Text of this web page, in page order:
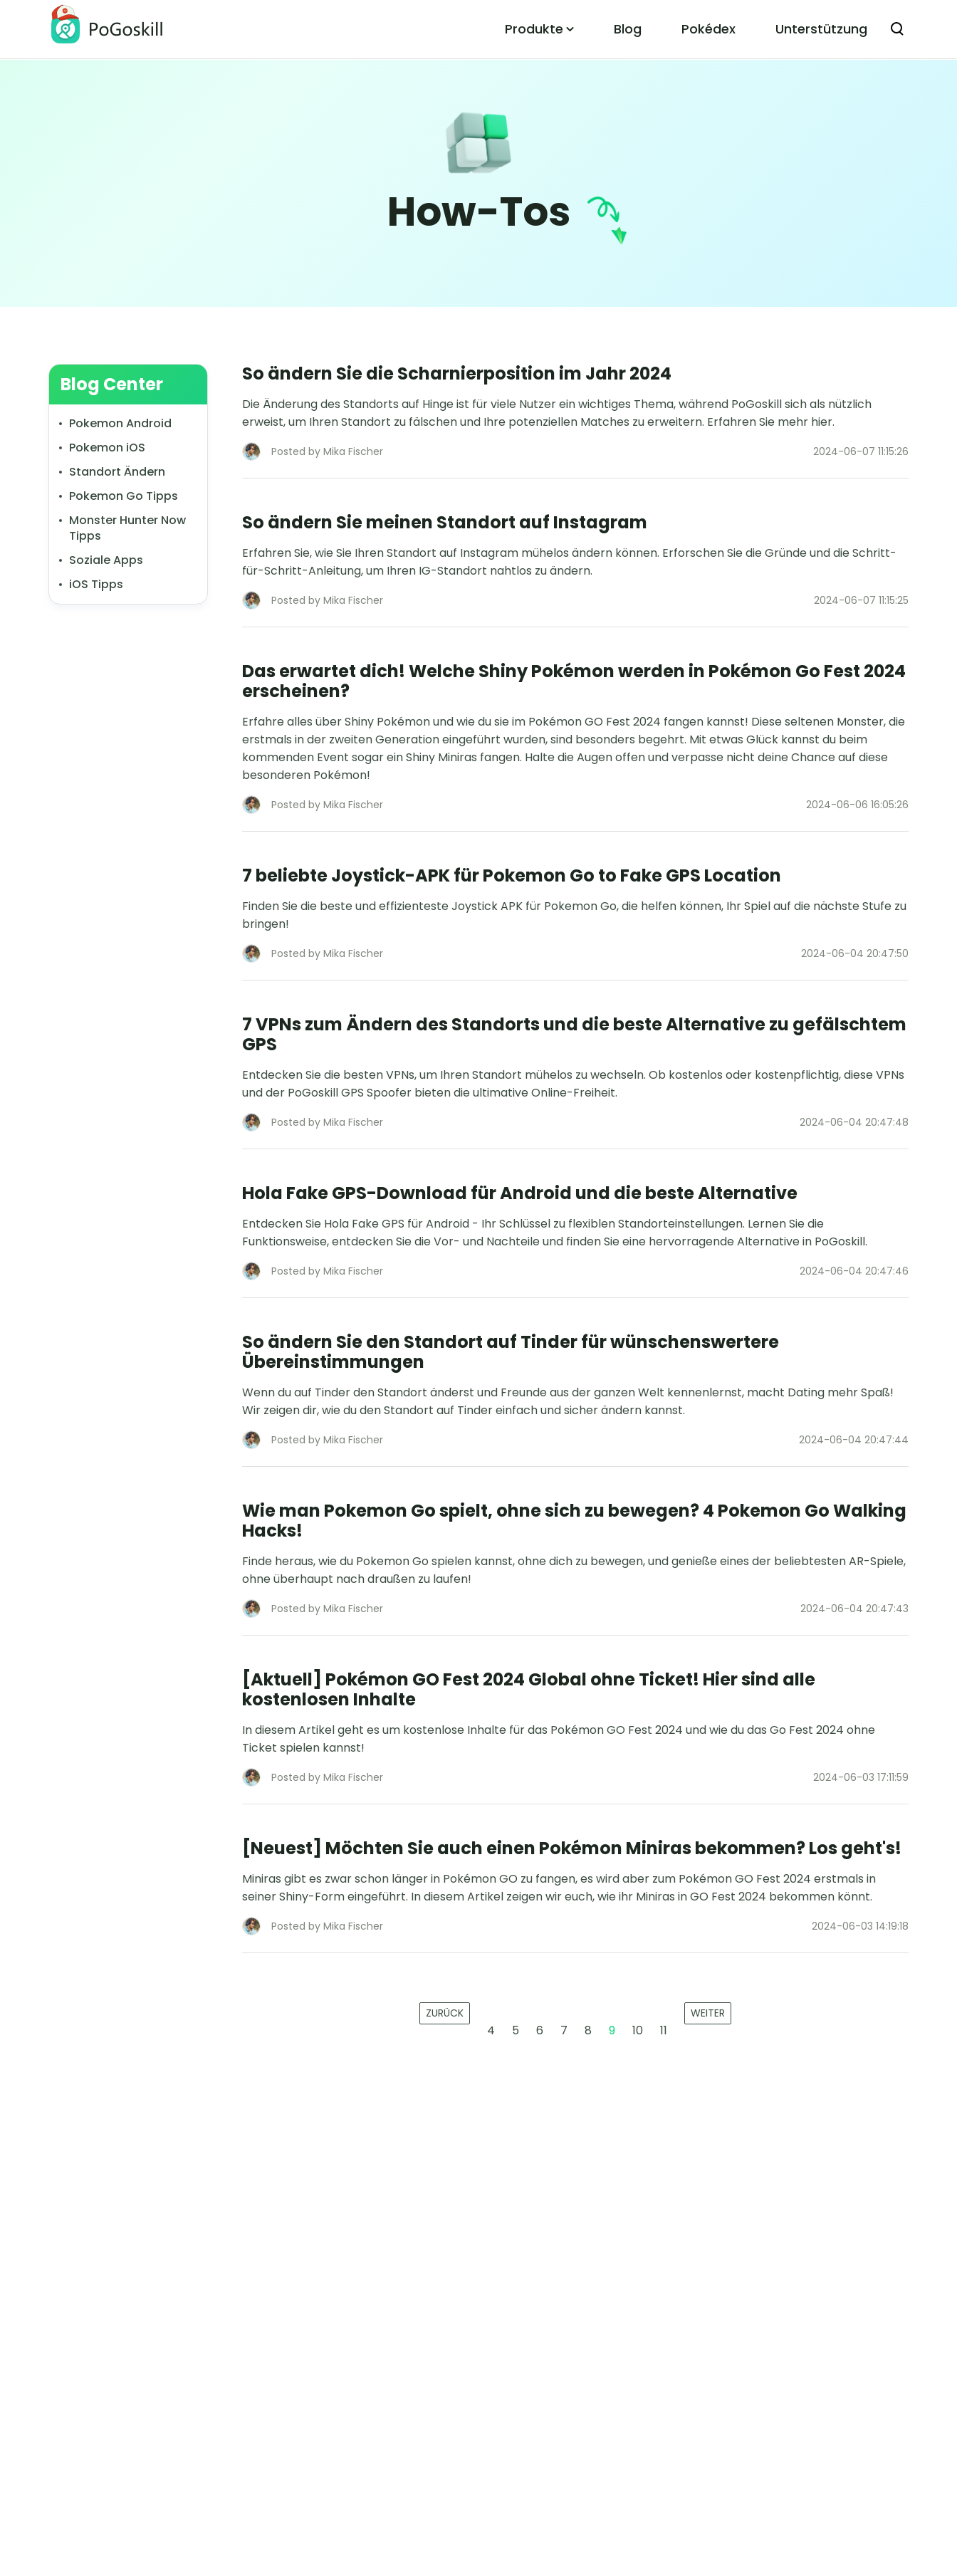
Produkte
Pokemon Go Standort-Fehler leicht
Blog Pokédex Unterstützung
How-Tos
Blog Center
Pokemon Android
Pokemon iOS
Standort Ändern
Pokemon Go Tipps
Monster Hunter Now
Tipps
Soziale Apps
iOS Tipps
So ändern Sie die Scharnierposition im Jahr 2024
Die Änderung des Standorts auf Hinge ist für viele Nutzer ein wichtiges Thema, während PoGoskill sich als nützlich
erweist, um Ihren Standort zu fälschen und Ihre potenziellen Matches zu erweitern. Erfahren Sie mehr hier.
Posted by Mika Fischer 2024-06-07 11:15:26
So ändern Sie meinen Standort auf Instagram
Erfahren Sie, wie Sie Ihren Standort auf Instagram mühelos ändern können. Erforschen Sie die Gründe und die Schritt-
für-Schritt-Anleitung, um Ihren IG-Standort nahtlos zu ändern.
Posted by Mika Fischer 2024-06-07 11:15:25
Das erwartet dich! Welche Shiny Pokémon werden in Pokémon Go Fest 2024
erscheinen?
Erfahre alles über Shiny Pokémon und wie du sie im Pokémon GO Fest 2024 fangen kannst! Diese seltenen Monster, die
erstmals in der zweiten Generation eingeführt wurden, sind besonders begehrt. Mit etwas Glück kannst du beim
kommenden Event sogar ein Shiny Miniras fangen. Halte die Augen offen und verpasse nicht deine Chance auf diese
besonderen Pokémon!
Posted by Mika Fischer 2024-06-06 16:05:26
7 beliebte Joystick-APK für Pokemon Go to Fake GPS Location
Finden Sie die beste und effizienteste Joystick APK für Pokemon Go, die helfen können, Ihr Spiel auf die nächste Stufe zu
bringen!
Posted by Mika Fischer 2024-06-04 20:47:50
7 VPNs zum Ändern des Standorts und die beste Alternative zu gefälschtem
GPS
Entdecken Sie die besten VPNs, um Ihren Standort mühelos zu wechseln. Ob kostenlos oder kostenpflichtig, diese VPNs
und der PoGoskill GPS Spoofer bieten die ultimative Online-Freiheit.
Posted by Mika Fischer 2024-06-04 20:47:48
Hola Fake GPS-Download für Android und die beste Alternative
Entdecken Sie Hola Fake GPS für Android - Ihr Schlüssel zu flexiblen Standorteinstellungen. Lernen Sie die
Funktionsweise, entdecken Sie die Vor- und Nachteile und finden Sie eine hervorragende Alternative in PoGoskill.
Posted by Mika Fischer 2024-06-04 20:47:46
So ändern Sie den Standort auf Tinder für wünschenswertere
Übereinstimmungen
Wenn du auf Tinder den Standort änderst und Freunde aus der ganzen Welt kennenlernst, macht Dating mehr Spaß!
Wir zeigen dir, wie du den Standort auf Tinder einfach und sicher ändern kannst.
Posted by Mika Fischer 2024-06-04 20:47:44
Wie man Pokemon Go spielt, ohne sich zu bewegen? 4 Pokemon Go Walking
Hacks!
Finde heraus, wie du Pokemon Go spielen kannst, ohne dich zu bewegen, und genieße eines der beliebtesten AR-Spiele,
ohne überhaupt nach draußen zu laufen!
Posted by Mika Fischer 2024-06-04 20:47:43
[Aktuell] Pokémon GO Fest 2024 Global ohne Ticket! Hier sind alle
kostenlosen Inhalte
In diesem Artikel geht es um kostenlose Inhalte für das Pokémon GO Fest 2024 und wie du das Go Fest 2024 ohne
Ticket spielen kannst!
Posted by Mika Fischer 2024-06-03 17:11:59
[Neuest] Möchten Sie auch einen Pokémon Miniras bekommen? Los geht's!
Miniras gibt es zwar schon länger in Pokémon GO zu fangen, es wird aber zum Pokémon GO Fest 2024 erstmals in
seiner Shiny-Form eingeführt. In diesem Artikel zeigen wir euch, wie ihr Miniras in GO Fest 2024 bekommen könnt.
Posted by Mika Fischer 2024-06-03 14:19:18
ZURÜCK
4 5 6 7 8 9 10 11
WEITER